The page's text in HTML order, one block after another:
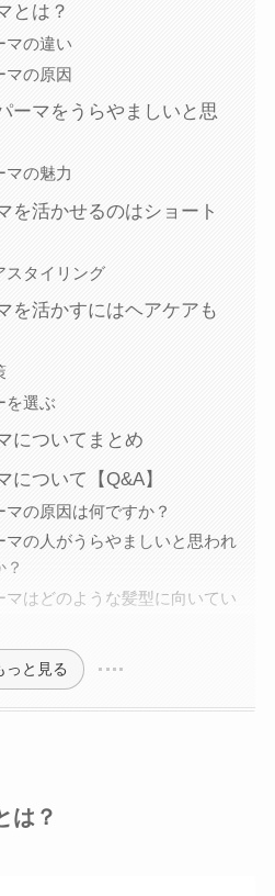
とは？
マの違い
マの原因
ーマをうらやましいと思
マの魅力
を活かせるのはショート
スタイリング
を活かすにはヘアケアも
を選ぶ
についてまとめ
について【Q&A】
マの原因は何ですか？
マの人がうらやましいと思われ
マはどのような髪型に向いてい
っと見る
は？